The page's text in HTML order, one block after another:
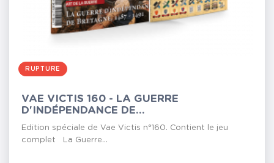
RUPTURE
VAE VICTIS 160 - LA GUERRE
D'INDÉPENDANCE DE...
Edition spéciale de Vae Victis n°160. Contient le jeu
complet La Guerre...